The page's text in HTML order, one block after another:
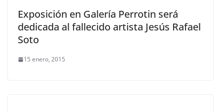
Exposición en Galería Perrotin será
dedicada al fallecido artista Jesús Rafael
Soto
15 enero, 2015